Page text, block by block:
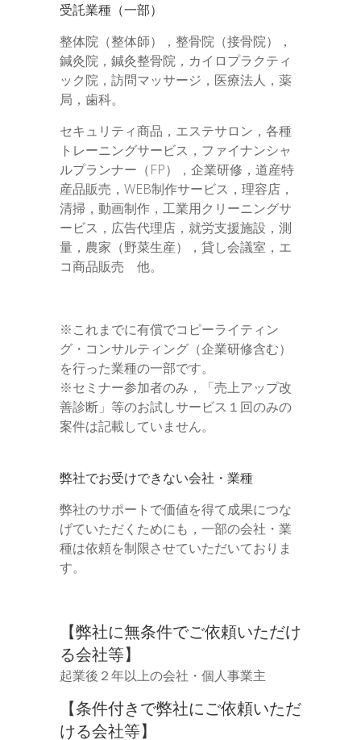
受託業種（一部）
整体院（整体師），整骨院（接骨院），
鍼灸院，鍼灸整骨院，カイロプラクティ
ック院，訪問マッサージ，医療法人，薬
局，歯科。
セキュリティ商品，エステサロン，各種
トレーニングサービス，ファイナンシャ
ルプランナー（FP），企業研修，道産特
産品販売，WEB制作サービス，理容店，
清掃，動画制作，工業用クリーニングサ
ービス，広告代理店，就労支援施設，測
量，農家（野菜生産），貸し会議室，エ
コ商品販売 他。
※これまでに有償でコピーライティン
グ・コンサルティング（企業研修含む）
を行った業種の一部です。
※セミナー参加者のみ，「売上アップ改
善診断」等のお試しサービス１回のみの
案件は記載していません。
弊社でお受けできない会社・業種
弊社のサポートで価値を得て成果につな
げていただくためにも，一部の会社・業
種は依頼を制限させていただいておりま
す。
【弊社に無条件でご依頼いただけ
る会社等】
起業後２年以上の会社・個人事業主
【条件付きで弊社にご依頼いただ
ける会社等】